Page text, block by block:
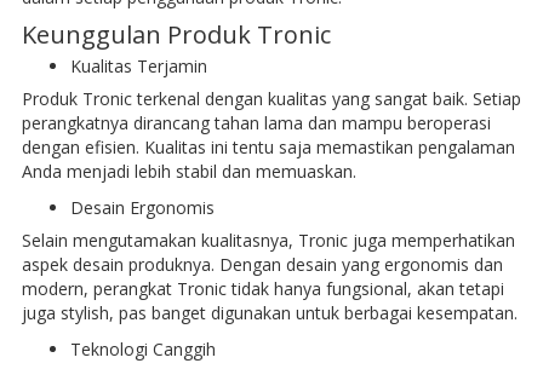
Keunggulan Produk Tronic
Kualitas Terjamin
Produk Tronic terkenal dengan kualitas yang sangat baik. Setiap
perangkatnya dirancang tahan lama dan mampu beroperasi
dengan efisien. Kualitas ini tentu saja memastikan pengalaman
Anda menjadi lebih stabil dan memuaskan.
Desain Ergonomis
Selain mengutamakan kualitasnya, Tronic juga memperhatikan
aspek desain produknya. Dengan desain yang ergonomis dan
modern, perangkat Tronic tidak hanya fungsional, akan tetapi
juga stylish, pas banget digunakan untuk berbagai kesempatan.
Teknologi Canggih